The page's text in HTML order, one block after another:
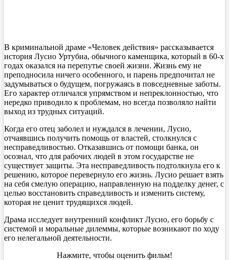
В криминальной драме «Человек действия» рассказывается
история Лусио Уртубиа, обычного каменщика, который в 60-х
годах оказался на перепутье своей жизни. Жизнь ему не
преподносила ничего особенного, и парень предпочитал не
задумываться о будущем, погружаясь в повседневные заботы.
Его характер отличался упрямством и непреклонностью, что
нередко приводило к проблемам, но всегда позволяло найти
выход из трудных ситуаций.
Когда его отец заболел и нуждался в лечении, Лусио,
отчаявшись получить помощь от властей, столкнулся с
несправедливостью. Отказавшись от помощи банка, он
осознал, что для рабочих людей в этом государстве не
существует защиты. Эта несправедливость подтолкнула его к
решению, которое перевернуло его жизнь. Лусио решает взять
на себя смелую операцию, направленную на подделку денег, с
целью восстановить справедливость и изменить систему,
которая не ценит трудящихся людей.
Драма исследует внутренний конфликт Лусио, его борьбу с
системой и моральные дилеммы, которые возникают по ходу
его нелегальной деятельности.
Нажмите, чтобы оценить фильм!